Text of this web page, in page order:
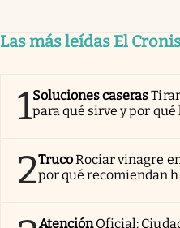
Las más leídas El
1Soluciones caseras
para qué sirve y por
2TrucoRociar vinagre
por qué recomiendan
AtenciónOficial: